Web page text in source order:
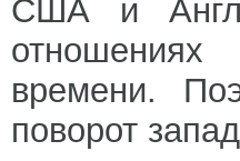
США и
времени.
поворот